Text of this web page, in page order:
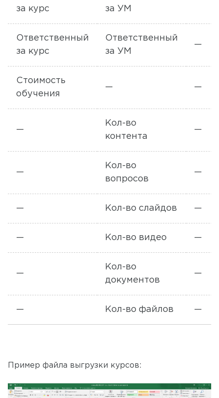
за курс за УМ
Ответственный
за курс
Ответственный
за УМ
—
Стоимость
обучения
— —
—
Кол-во
контента
—
—
Кол-во
вопросов
—
— Кол-во слайдов —
— Кол-во видео —
—
Кол-во
документов
—
— Кол-во файлов —
Пример файла выгрузки курсов: